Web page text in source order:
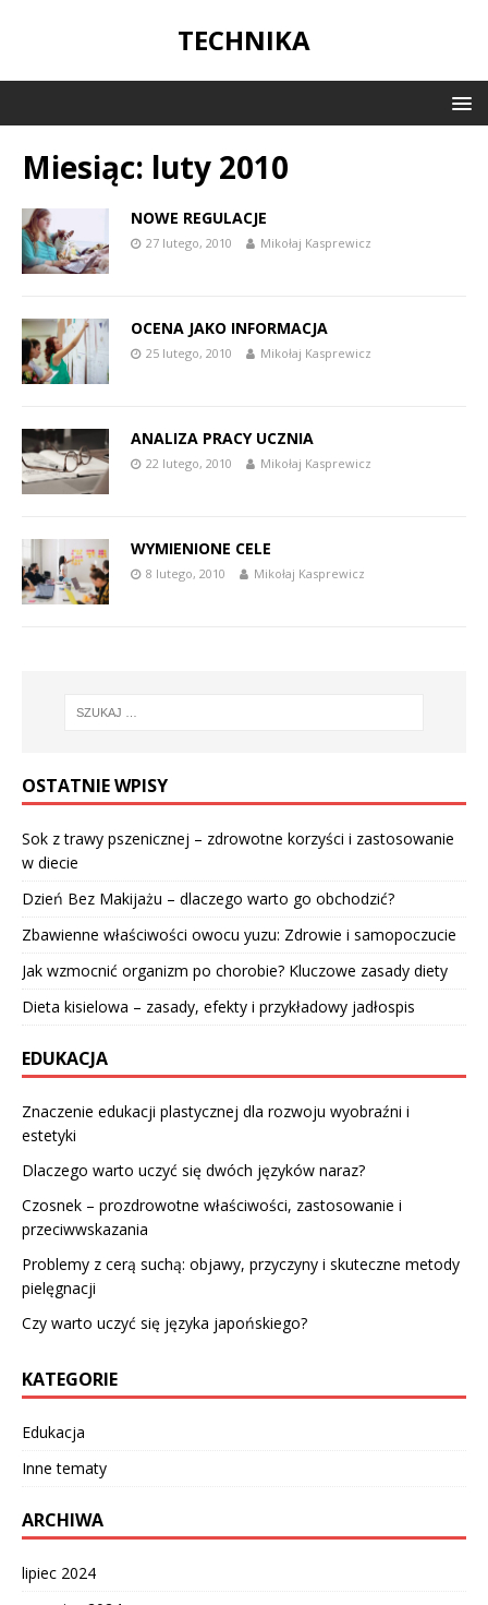
TECHNIKA
Miesiąc: luty 2010
NOWE REGULACJE
27 lutego, 2010 Mikołaj Kasprewicz
OCENA JAKO INFORMACJA
25 lutego, 2010 Mikołaj Kasprewicz
ANALIZA PRACY UCZNIA
22 lutego, 2010 Mikołaj Kasprewicz
WYMIENIONE CELE
8 lutego, 2010 Mikołaj Kasprewicz
OSTATNIE WPISY
Sok z trawy pszenicznej – zdrowotne korzyści i zastosowanie
w diecie
Dzień Bez Makijażu – dlaczego warto go obchodzić?
Zbawienne właściwości owocu yuzu: Zdrowie i samopoczucie
Jak wzmocnić organizm po chorobie? Kluczowe zasady diety
Dieta kisielowa – zasady, efekty i przykładowy jadłospis
EDUKACJA
Znaczenie edukacji plastycznej dla rozwoju wyobraźni i
estetyki
Dlaczego warto uczyć się dwóch języków naraz?
Czosnek – prozdrowotne właściwości, zastosowanie i
przeciwwskazania
Problemy z cerą suchą: objawy, przyczyny i skuteczne metody
pielęgnacji
Czy warto uczyć się języka japońskiego?
KATEGORIE
Edukacja
Inne tematy
ARCHIWA
lipiec 2024